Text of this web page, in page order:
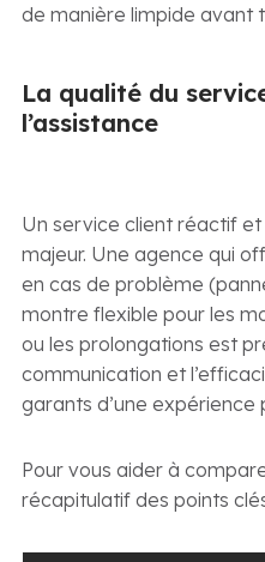
de manière limpide avant
La qualité du
l’assistance
Un service client réactif
majeur. Une agence qui
en cas de problème
montre flexible pour les
ou les prolongations est
communication et
garants d’une expérience
Pour vous aider à
récapitulatif des points